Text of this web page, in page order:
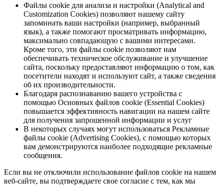
Файлы cookie для анализа и настройки (Analytical and
Customization Cookies) позволяют нашему сайту
запоминать ваши настройки (например, выбранный
язык), а также помогают просматривать информацию,
максимально совпадающую с вашими интересами.
Кроме того, эти файлы cookie позволяют нам
обеспечивать техническое обслуживание и улучшение
сайта, поскольку предоставляют информацию о том, как
посетители находят и используют сайт, а также сведения
об их производительности.
Благодаря распознаванию вашего устройства с
помощью Основных файлов cookie (Essential Cookies)
повышается эффективность навигации на нашем сайте
для получения запрошенной информации и услуг
В некоторых случаях могут использоваться Рекламные
файлы cookie (Advertising Cookies), с помощью которых
вам демонстрируются наиболее подходящие рекламные
сообщения.
Если вы не отключили использование файлов cookie на нашем
веб-сайте, вы подтверждаете свое согласие с тем, как мы